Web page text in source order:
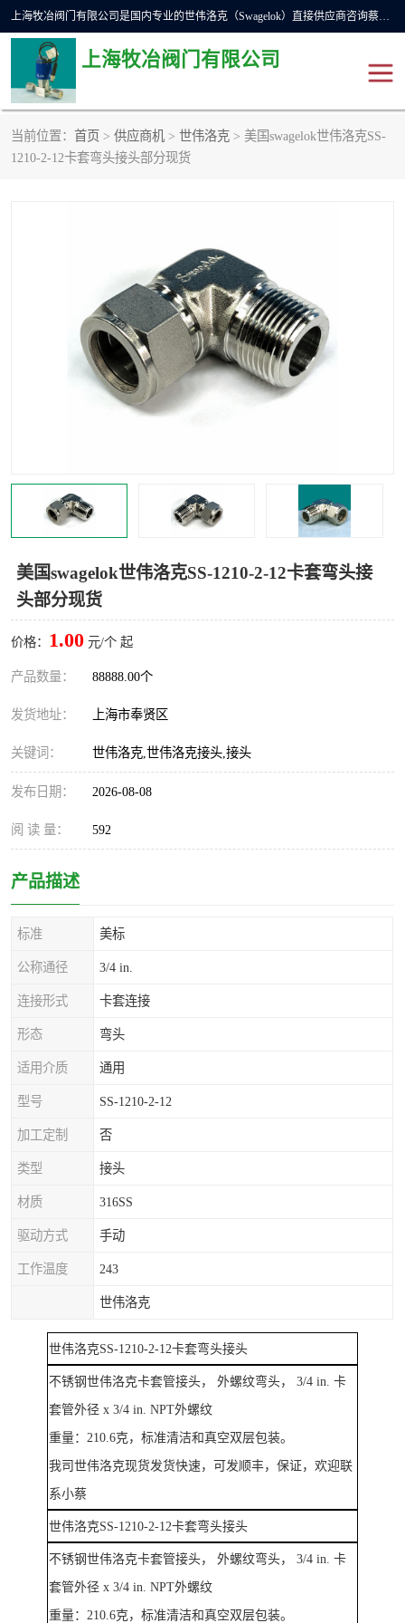
上海牧冶阀门有限公司是国内专业的世伟洛克（Swagelok）直接供应商咨询蔡工，主营世伟洛克球阀、世伟洛克针型阀、世伟洛克隔膜阀、世伟洛克旋塞阀、世伟洛克单向阀、世伟洛克接头、世伟洛克快速接头、世伟洛克卡套管、世伟洛克弯管器、世伟洛克工具等。
上海牧冶阀门有限公司
当前位置： 首页 > 供应商机 > 世伟洛克 > 美国swagelok世伟洛克SS-
1210-2-12卡套弯头接头部分现货
美国swagelok世伟洛克SS-1210-2-12卡套弯头接
头部分现货
价格： 1.00 元/个 起
产品数量： 88888.00个
发货地址： 上海市奉贤区
关键词： 世伟洛克,世伟洛克接头,接头
发布日期： 2026-08-08
阅 读 量： 592
产品描述
标准 美标
公称通径 3/4 in.
连接形式 卡套连接
形态 弯头
适用介质 通用
型号 SS-1210-2-12
加工定制 否
类型 接头
材质 316SS
驱动方式 手动
工作温度 243
世伟洛克
世伟洛克SS-1210-2-12卡套弯头接头
不锈钢世伟洛克卡套管接头， 外螺纹弯头， 3/4 in. 卡
套管外径 x 3/4 in. NPT外螺纹
重量： 210.6克，标准清洁和真空双层包装。
我司世伟洛克现货发货快速，可发顺丰，保证，欢迎联
系小蔡
世伟洛克SS-1210-2-12卡套弯头接头
不锈钢世伟洛克卡套管接头， 外螺纹弯头， 3/4 in. 卡
套管外径 x 3/4 in. NPT外螺纹
重量： 210.6克，标准清洁和真空双层包装。
世伟洛克
世伟洛克隔膜阀
世伟洛克单向阀 世伟洛克波纹管阀
DSC疏水阀 美国霍克HOKE
世伟洛克针型阀 世伟洛克旋塞阀